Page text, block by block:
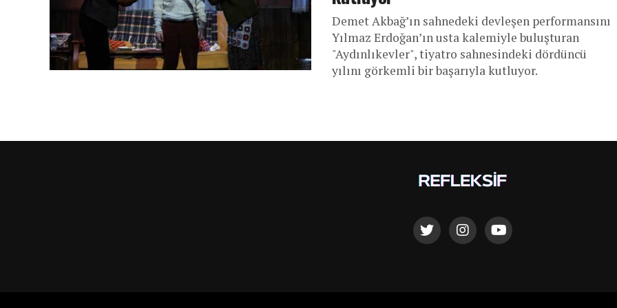
Demet Akbağ’ın sahnedeki devleşen performansını
Yılmaz Erdoğan’ın usta kalemiyle buluşturan
"Aydınlıkevler", tiyatro sahnesindeki dördüncü
yılını görkemli bir başarıyla kutluyor.